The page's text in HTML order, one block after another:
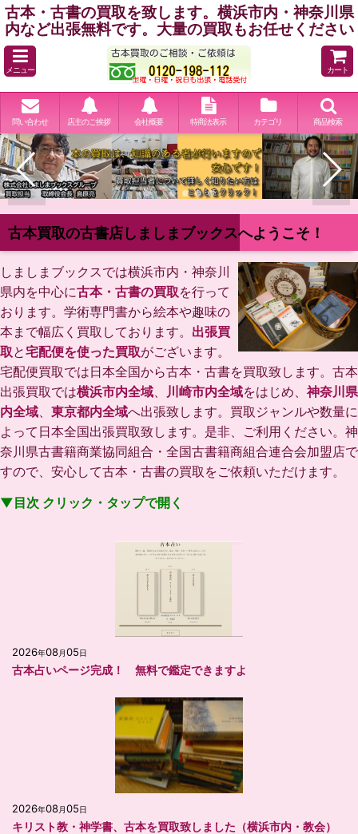
古本・古書の買取を致します。横浜市内・神奈川県
内など出張無料です。大量の買取もお任せください
メニュー カート
問い合わせ 店主のご挨拶 会社概要 特商法表示 カテゴリ 商品検索
古本買取の古書店しましまブックスへようこそ！
しましまブックスでは横浜市内・神奈川
県内を中心に古本・古書の買取を行って
おります。学術専門書から絵本や趣味の
本まで幅広く買取しております。 出張買
取と宅配便を使った買取がございます。
宅配便買取では日本全国から古本・古書を買取致します。古本
出張買取では横浜市内全域 川崎市内全域をはじめ、 神奈川県
内全域
東京都内全域へ出張致します。買取ジャンルや数量に
よって日本全国出張買取致します。是非、ご利用ください。 神
奈川県古書籍商業協同組合・全国古書籍商組合連合会加盟店で
すので、安心して古本・古書の買取をご依頼いただけます。
▼目次 クリック・タップで開く
2026年08月05日
古本占いページ完成！ 無料で鑑定できますよ
2026年08月05日
キリスト教・神学書、古本を買取致しました（横浜市内・教会）